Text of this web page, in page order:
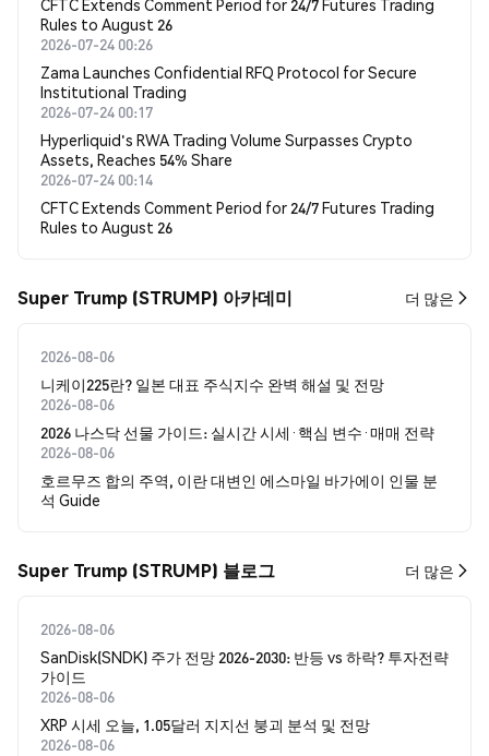
CFTC Extends Comment Period for 24/7 Futures Trading
Rules to August 26
2026-07-24 00:26
Zama Launches Confidential RFQ Protocol for Secure
Institutional Trading
2026-07-24 00:17
Hyperliquid's RWA Trading Volume Surpasses Crypto
Assets, Reaches 54% Share
2026-07-24 00:14
CFTC Extends Comment Period for 24/7 Futures Trading
Rules to August 26
Super Trump (STRUMP) 아카데미 더 많은
2026-08-06
니케이225란? 일본 대표 주식지수 완벽 해설 및 전망
2026-08-06
2026 나스닥 선물 가이드: 실시간 시세·핵심 변수·매매 전략
2026-08-06
호르무즈 합의 주역, 이란 대변인 에스마일 바가에이 인물 분
석 Guide
Super Trump (STRUMP) 블로그 더 많은
2026-08-06
SanDisk(SNDK) 주가 전망 2026-2030: 반등 vs 하락? 투자전략
가이드
2026-08-06
XRP 시세 오늘, 1.05달러 지지선 붕괴 분석 및 전망
2026-08-06